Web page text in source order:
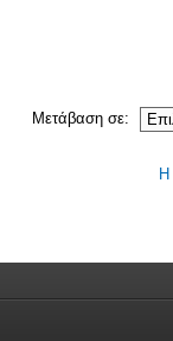
Μετάβαση σε:
Η